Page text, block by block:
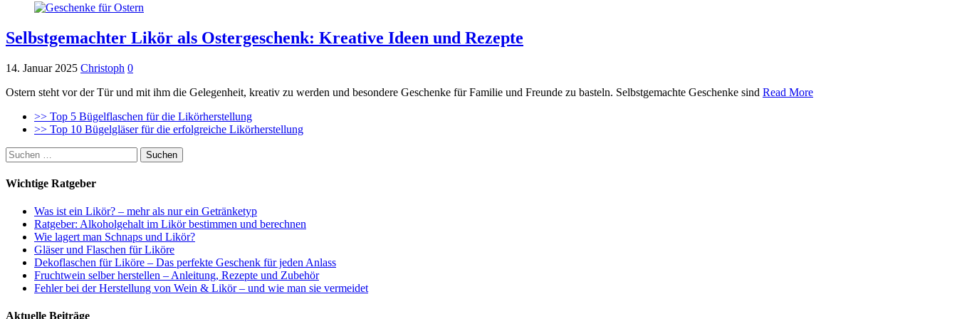
Selbstgemachter Likör als Ostergeschenk: Kreative Ideen und Rezepte
14. Januar 2025 Christoph 0
Ostern steht vor der Tür und mit ihm die Gelegenheit, kreativ zu werden und besondere Geschenke für Familie und Freunde zu basteln. Selbstgemachte Geschenke sind Read More
>> Top 5 Bügelflaschen für die Likörherstellung
>> Top 10 Bügelgläser für die erfolgreiche Likörherstellung
Suchen
nach:
Wichtige Ratgeber
Was ist ein Likör? – mehr als nur ein Getränketyp
Ratgeber: Alkoholgehalt im Likör bestimmen und berechnen
Wie lagert man Schnaps und Likör?
Gläser und Flaschen für Liköre
Dekoflaschen für Liköre – Das perfekte Geschenk für jeden Anlass
Fruchtwein selber herstellen – Anleitung, Rezepte und Zubehör
Fehler bei der Herstellung von Wein & Likör – und wie man sie vermeidet
Aktuelle Beiträge